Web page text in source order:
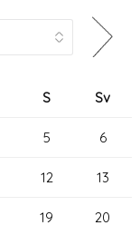
S Sv
5 6
12 13
19 20